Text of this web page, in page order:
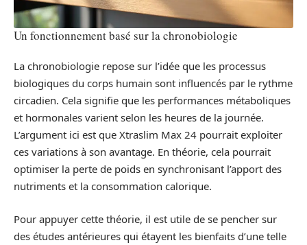
Un fonctionnement basé sur la chronobiologie
La chronobiologie repose sur l’idée que les processus
biologiques du corps humain sont influencés par le rythme
circadien. Cela signifie que les performances métaboliques
et hormonales varient selon les heures de la journée.
L’argument ici est que Xtraslim Max 24 pourrait exploiter
ces variations à son avantage. En théorie, cela pourrait
optimiser la perte de poids en synchronisant l’apport des
nutriments et la consommation calorique.
Pour appuyer cette théorie, il est utile de se pencher sur
des études antérieures qui étayent les bienfaits d’une telle